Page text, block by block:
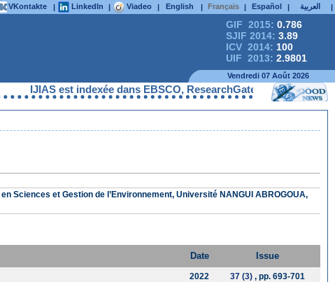
VKontakte | LinkedIn | Viadeo | English | Français | Español | العربية |
GIF 2015: 0.786
SJIF 2014: 3.89
ICV 2014: 100
UIF 2013: 2.9801
Vendredi 07 Août 2026
IJIAS est indexée dans EBSCO, ResearchGate, ProQuest,
Sciences et Gestion de l’Environnement, Université NANGUI ABROGOUA,
Date Issue
2022 37 (3), pp. 693-701